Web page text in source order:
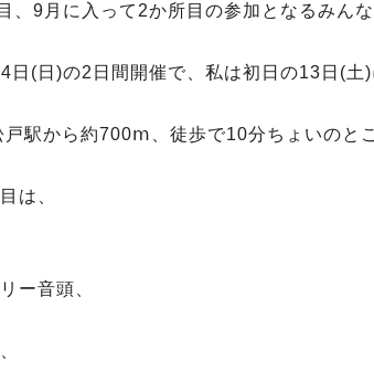
、9月に入って2か所目の参加となるみんな
日(日)の2日間開催で、私は初日の13日(土)
駅から約700ⅿ、徒歩で10分ちょいのと
は、
ー音頭、